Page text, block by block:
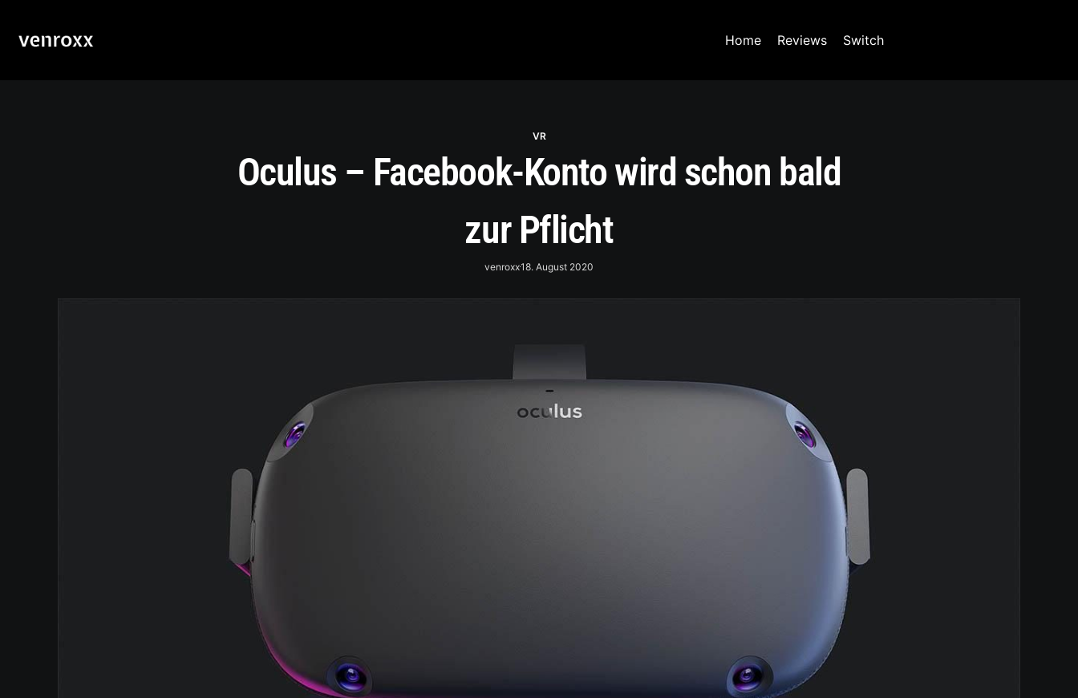
Home Reviews Switch
VR
Oculus – Facebook-Konto wird schon bald
zur Pflicht
venroxx18. August 2020